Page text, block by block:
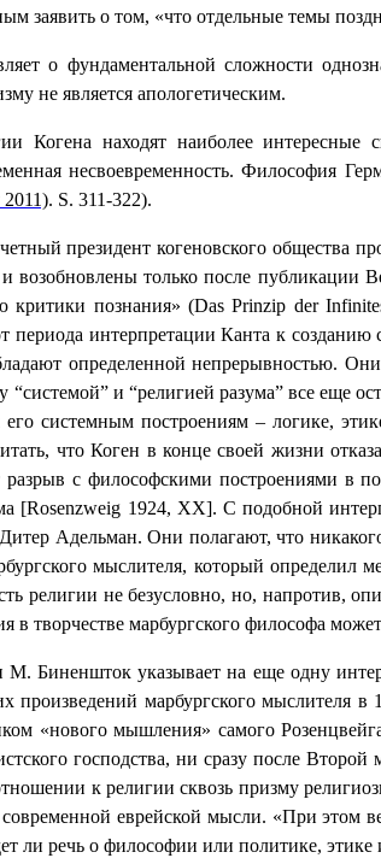
заявить о том, «что отдельные темы
о фундаментальной сложности
не является апологетическим.
Когена находят наиболее
несвоевременность. Философия
2011). S. 311-322).
президент когеновского общества
возобновлены только после публикации
критики познания» (Das Prinzip der
периода интерпретации Канта к
определенной непрерывностью.
и “религией разума” все еще
системным построениям – логике,
что Коген в конце своей жизни
с философскими построениями в
[Rosenzweig 1924, ХХ]. С подобной
Адельман. Они полагают, что
мыслителя, который определил
религии не безусловно, но, напротив,
творчестве марбургского философа
М. Биненшток указывает на еще одну
произведений марбургского мыслителя
«нового мышления» самого
господства, ни сразу после
к религии сквозь призму
современной еврейской мысли. «При
ли речь о философии или политике, этике